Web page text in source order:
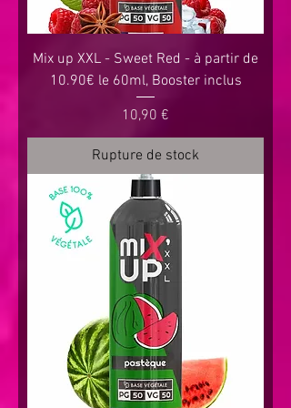
Mix up XXL - Sweet Red - à partir de
10.90€ le 60ml, Booster inclus
Prix
10,90 €
Rupture de stock